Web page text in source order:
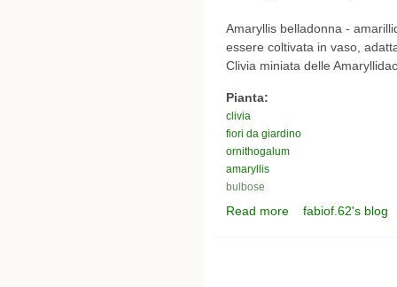
Amaryllis belladonna -
essere coltivata in vaso,
Clivia miniata delle
Pianta:
clivia
fiori da giardino
ornithogalum
amaryllis
bulbose
Read more about colori vivaci
fabiof.62's blog